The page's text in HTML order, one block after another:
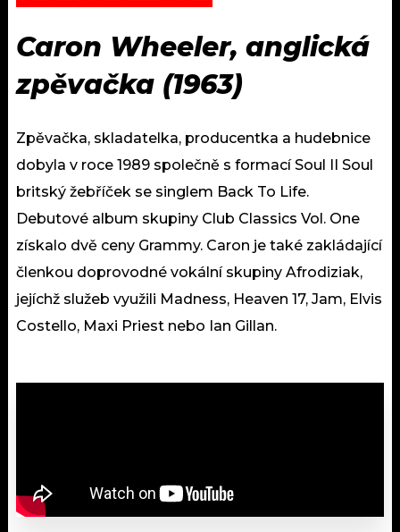
Caron Wheeler, anglická
zpěvačka (1963)
Zpěvačka, skladatelka, producentka a hudebnice
dobyla v roce 1989 společně s formací Soul II Soul
britský žebříček se singlem Back To Life.
Debutové album skupiny Club Classics Vol. One
získalo dvě ceny Grammy. Caron je také zakládající
členkou doprovodné vokální skupiny Afrodiziak,
jejíchž služeb využili Madness, Heaven 17, Jam, Elvis
Costello, Maxi Priest nebo Ian Gillan.